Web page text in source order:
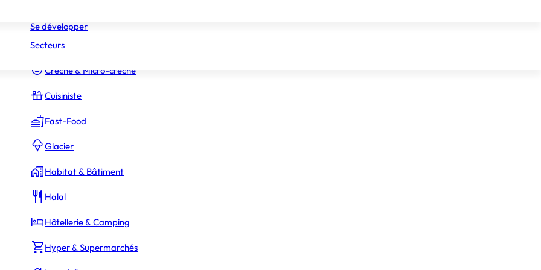
Constructeur Piscines & Spas
Crèche & Micro-crèche
Cuisiniste
Fast-Food
Glacier
Habitat & Bâtiment
Halal
Hôtellerie & Camping
Hyper & Supermarchés
Se développer
Secteurs
Rédaction